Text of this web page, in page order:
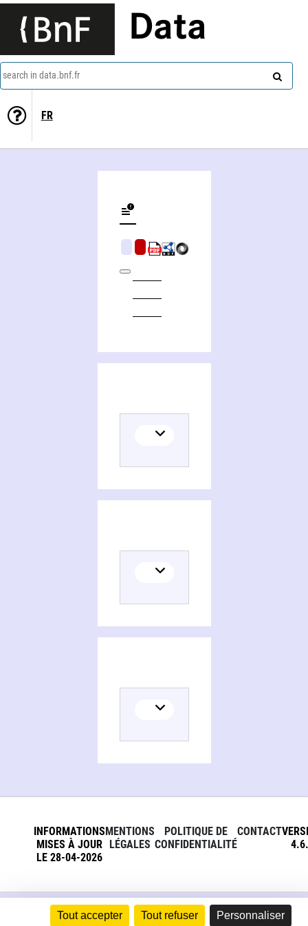
Tout accepter Tout refuser Personnaliser
Data
search in data.bnf.fr
FR
INFORMATIONS
MISES À JOUR
LE 28-04-2026
MENTIONS
LÉGALES
POLITIQUE DE
CONFIDENTIALITÉ
CONTACT